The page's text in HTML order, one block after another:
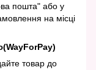
пошта" або у
на місці
товар до